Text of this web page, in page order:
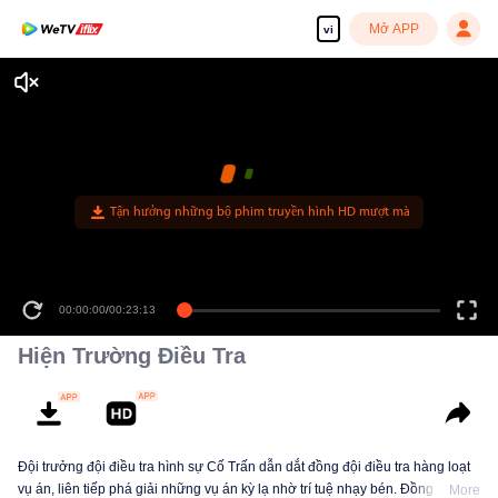
vi Mở APP
Tận hưởng những bộ phim truyền hình HD mượt mà
00:00:00/00:23:13
Hiện Trường Điều Tra
Đội trưởng đội điều tra hình sự Cố Trấn dẫn dắt đồng đội điều tra hàng loạt
vụ án, liên tiếp phá giải những vụ án kỳ lạ nhờ trí tuệ nhạy bén. Đồng thời,More